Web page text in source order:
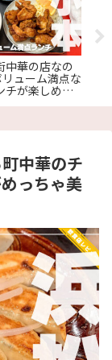
中華の店なの
ューム満点な
チが楽しめる
中華のチ
っちゃ美